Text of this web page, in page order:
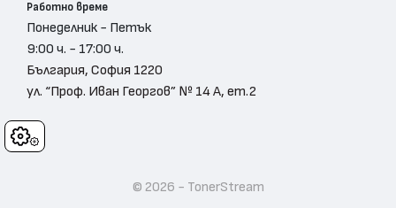
Cookies
Работно време
Понеделник - Петък
9:00 ч. - 17:00 ч.
България, София 1220
ул. “Проф. Иван Георгов” № 14 А, ет.2
© 2026 - TonerStream